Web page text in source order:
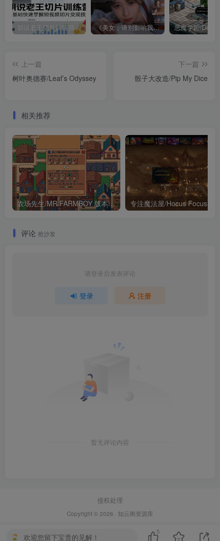
胡说老王切片训练营，零基础快速掌握短视频切片变现技巧 《美女，请别影响我成仙全球版》中文版
上一篇
树叶奥德赛/Leaf’s Odyssey
下一篇
骰子大改造/Pip My Dice
相关推荐
农场先生/MR FARMBOY 版本更新
评论 抢沙发
请登录后发表评论
登录 注册
暂无评论内容
侵权处理
Copyright © 2026 · 知云阁资源库
欢迎您留下宝贵的见解！
5